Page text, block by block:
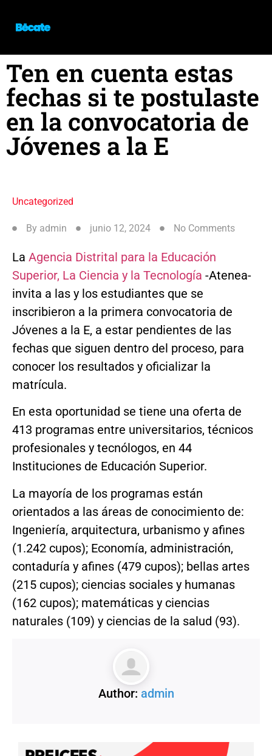
Ten en cuenta estas
fechas si te postulaste
en la convocatoria de
Jóvenes a la E
Uncategorized
By admin junio 12, 2024 No Comments
La Agencia Distrital para la Educación
Superior, La Ciencia y la Tecnología -Atenea-
invita a las y los estudiantes que se
inscribieron a la primera convocatoria de
Jóvenes a la E, a estar pendientes de las
fechas que siguen dentro del proceso, para
conocer los resultados y oficializar la
matrícula.
En esta oportunidad se tiene una oferta de
413 programas entre universitarios, técnicos
profesionales y tecnólogos, en 44
Instituciones de Educación Superior.
La mayoría de los programas están
orientados a las áreas de conocimiento de:
Ingeniería, arquitectura, urbanismo y afines
(1.242 cupos); Economía, administración,
contaduría y afines (479 cupos); bellas artes
(215 cupos); ciencias sociales y humanas
(162 cupos); matemáticas y ciencias
naturales (109) y ciencias de la salud (93).
Author: admin